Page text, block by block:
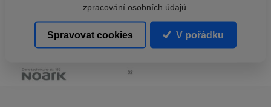
zpracování osobních údajů.
Spravovat cookies V pořádku